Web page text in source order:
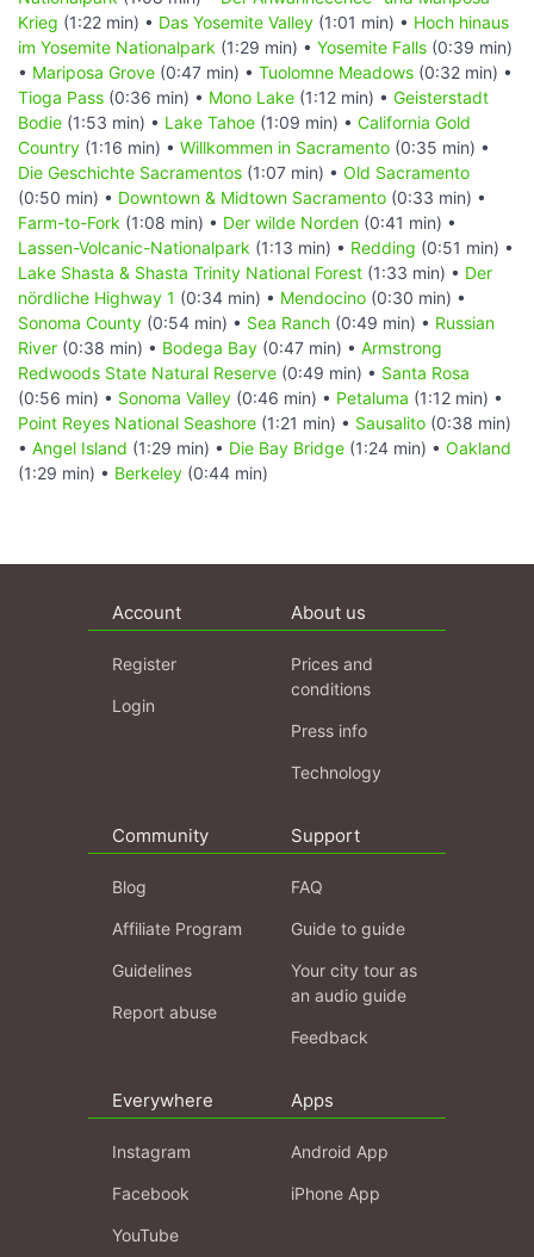
Krieg (1:22 min) • Das Yosemite Valley (1:01 min) • Hoch hinaus
im Yosemite Nationalpark (1:29 min) • Yosemite Falls (0:39 min)
• Mariposa Grove (0:47 min) • Tuolomne Meadows (0:32 min) •
Tioga Pass (0:36 min) • Mono Lake (1:12 min) • Geisterstadt
Bodie (1:53 min) • Lake Tahoe (1:09 min) • California Gold
Country (1:16 min) • Willkommen in Sacramento (0:35 min) •
Die Geschichte Sacramentos (1:07 min) • Old Sacramento
(0:50 min) • Downtown & Midtown Sacramento (0:33 min) •
Farm-to-Fork (1:08 min) • Der wilde Norden (0:41 min) •
Lassen-Volcanic-Nationalpark (1:13 min) • Redding (0:51 min) •
Lake Shasta & Shasta Trinity National Forest (1:33 min) • Der
nördliche Highway 1 (0:34 min) • Mendocino (0:30 min) •
Sonoma County (0:54 min) • Sea Ranch (0:49 min) • Russian
River (0:38 min) • Bodega Bay (0:47 min) • Armstrong
Redwoods State Natural Reserve (0:49 min) • Santa Rosa
(0:56 min) • Sonoma Valley (0:46 min) • Petaluma (1:12 min) •
Point Reyes National Seashore (1:21 min) • Sausalito (0:38 min)
• Angel Island (1:29 min) • Die Bay Bridge (1:24 min) • Oakland
(1:29 min) • Berkeley (0:44 min)
Account
Register
Login
About us
Prices and
conditions
Press info
Technology
Community
Blog
Affiliate Program
Guidelines
Report abuse
Support
FAQ
Guide to guide
Your city tour as
an audio guide
Feedback
Everywhere
Instagram
Facebook
YouTube
Apps
Android App
iPhone App